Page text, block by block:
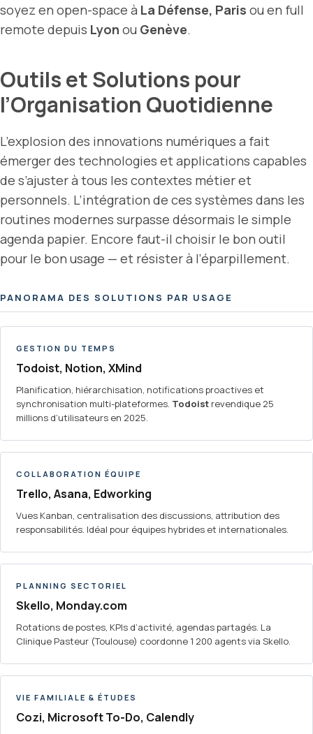
soyez en open-space à La Défense, Paris ou en full
remote depuis Lyon ou Genève.
Outils et Solutions pour
l’Organisation Quotidienne
L’explosion des innovations numériques a fait
émerger des technologies et applications capables
de s’ajuster à tous les contextes métier et
personnels. L’intégration de ces systèmes dans les
routines modernes surpasse désormais le simple
agenda papier. Encore faut-il choisir le bon outil
pour le bon usage — et résister à l’éparpillement.
PANORAMA DES SOLUTIONS PAR USAGE
GESTION DU TEMPS
Todoist, Notion, XMind
Planification, hiérarchisation, notifications proactives et
synchronisation multi-plateformes. Todoist revendique 25
millions d’utilisateurs en 2025.
COLLABORATION ÉQUIPE
Trello, Asana, Edworking
Vues Kanban, centralisation des discussions, attribution des
responsabilités. Idéal pour équipes hybrides et internationales.
PLANNING SECTORIEL
Skello, Monday.com
Rotations de postes, KPIs d’activité, agendas partagés. La
Clinique Pasteur (Toulouse) coordonne 1 200 agents via Skello.
VIE FAMILIALE & ÉTUDES
Cozi, Microsoft To-Do, Calendly